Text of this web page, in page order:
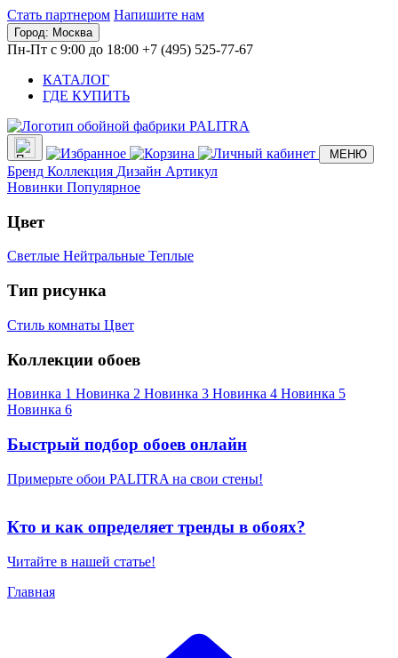
Стать партнером Напишите нам
Город: Москва
Пн-Пт с 9:00 до 18:00 +7 (495) 525-77-67
КАТАЛОГ
ГДЕ КУПИТЬ
МЕНЮ
Бренд Коллекция Дизайн Артикул
Новинки Популярное
Цвет
Светлые Нейтральные Теплые
Тип рисунка
Стиль комнаты Цвет
Коллекции обоев
Новинка 1 Новинка 2 Новинка 3 Новинка 4 Новинка 5
Новинка 6
Быстрый подбор обоев онлайн
Примерьте обои PALITRA на свои стены!
Кто и как определяет тренды в обоях?
Читайте в нашей статье!
Главная